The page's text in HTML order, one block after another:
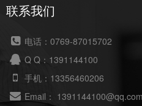
联系我们
电话：0769-87015702
Q Q：1391144100
手机：13356460206
Email： 1391144100@qq.com